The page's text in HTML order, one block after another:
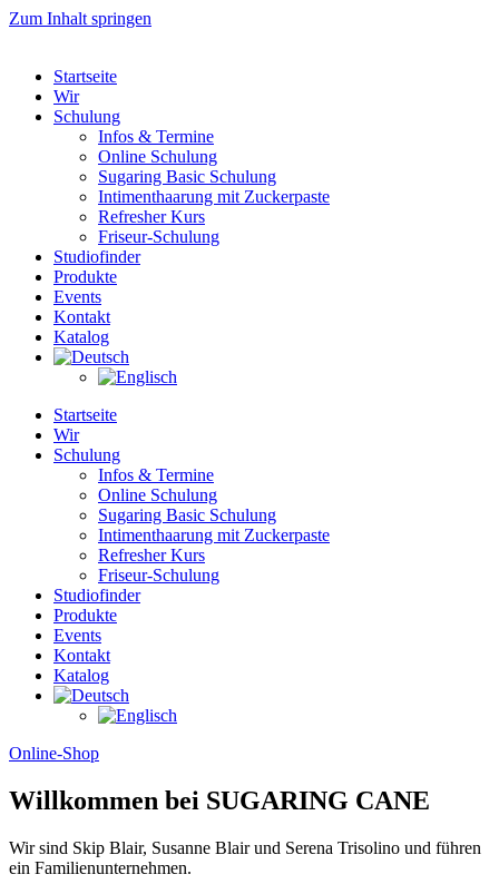
Zum Inhalt springen
Startseite
Wir
Schulung
Infos & Termine
Online Schulung
Sugaring Basic Schulung
Intimenthaarung mit Zuckerpaste
Refresher Kurs
Friseur-Schulung
Studiofinder
Produkte
Events
Kontakt
Katalog
Startseite
Wir
Schulung
Infos & Termine
Online Schulung
Sugaring Basic Schulung
Intimenthaarung mit Zuckerpaste
Refresher Kurs
Friseur-Schulung
Studiofinder
Produkte
Events
Kontakt
Katalog
Online-Shop
Willkommen bei SUGARING CANE
Wir sind Skip Blair, Susanne Blair und Serena Trisolino und führen
ein Familienunternehmen.